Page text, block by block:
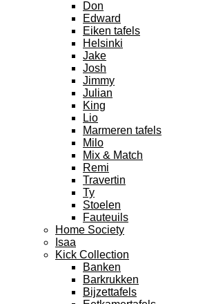
Don
Edward
Eiken tafels
Helsinki
Jake
Josh
Jimmy
Julian
King
Lio
Marmeren tafels
Milo
Mix & Match
Remi
Travertin
Ty
Stoelen
Fauteuils
Home Society
Isaa
Kick Collection
Banken
Barkrukken
Bijzettafels